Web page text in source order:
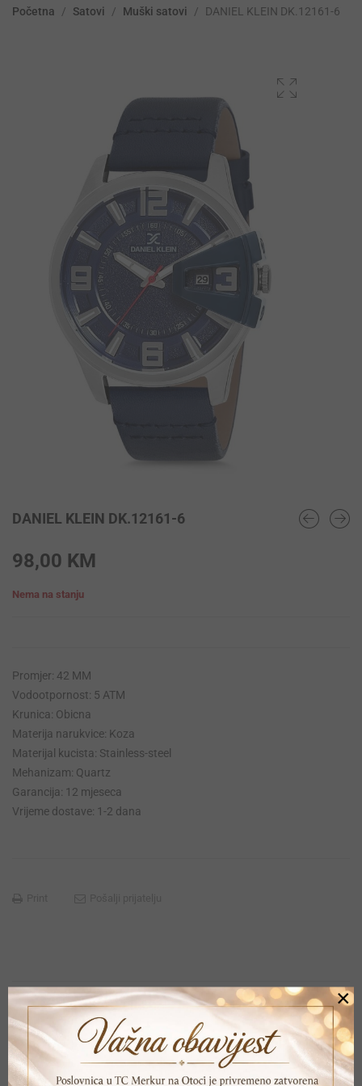
Početna / Satovi / Muški satovi / DANIEL KLEIN DK.12161-6
DANIEL KLEIN DK.12161-6
98,00 KM
Nema na stanju
Promjer: 42 MM
Vodootpornost: 5 ATM
Krunica: Obicna
Materija narukvice: Koza
Materijal kucista: Stainless-steel
Mehanizam: Quartz
Garancija: 12 mjeseca
Vrijeme dostave: 1-2 dana
POVEZANI PROIZVODI
×